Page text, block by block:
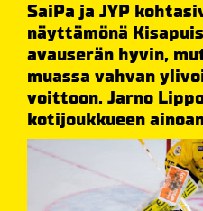
SaiPa ja JYP
näyttämönä
avauserän hyvin,
muassa vahvan
voittoon. Jarno
kotijoukkueen